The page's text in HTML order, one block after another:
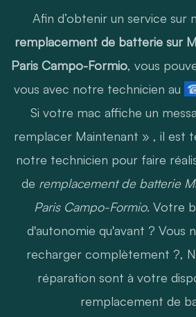
Afin d’obtenir un service sur
remplacement de batterie sur
Paris Campo-Formio, vous
vous avec notre technicien au
Si votre mac affiche un
remplacer Maintenant » , il est
notre technicien pour faire
de remplacement de batterie
Paris Campo-Formio. Votre
d'autonomie qu'avant ? Vous
recharger complètement ?,
réparation sont à votre
remplacement de